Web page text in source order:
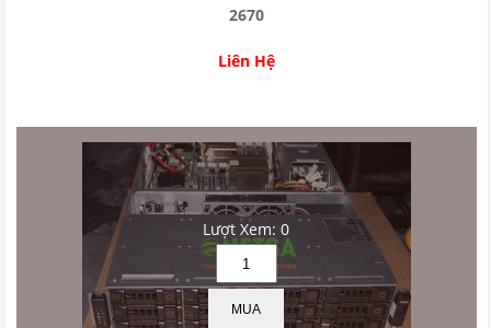
2670
Liên Hệ
Lượt Xem: 0
MUA